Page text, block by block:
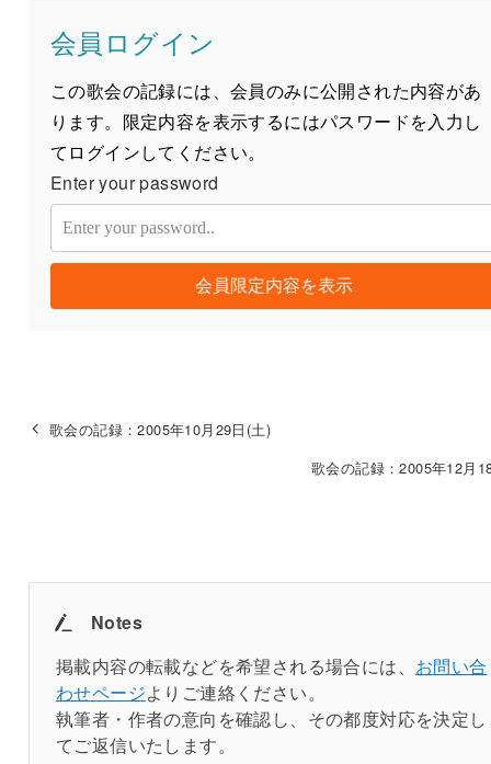
会員ログイン
この歌会の記録には、会員のみに公開された内容があ
ります。限定内容を表示するにはパスワードを入力し
てログインしてください。
Enter your password
会員限定内容を表示
歌会の記録：2005年10月29日(土)
歌会の記録：2005年12月
Notes
掲載内容の転載などを希望される場合には、 お問い合
わせページよりご連絡ください。
執筆者・作者の意向を確認し、その都度対応を決定し
てご返信いたします。